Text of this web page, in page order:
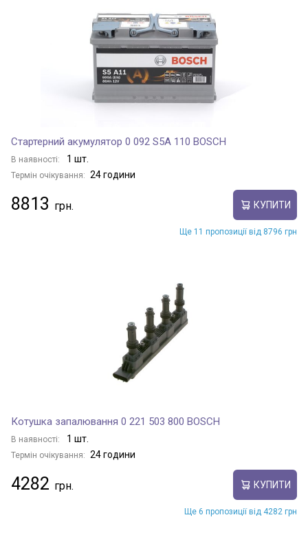
Стартерний акумулятор 0 092 S5A 110 BOSCH
В наявності: 1 шт.
Термін очікування: 24 години
8813 КУПИТИ
Ще 11 пропозиції від 8796 грн
Котушка запалювання 0 221 503 800 BOSCH
В наявності: 1 шт.
Термін очікування: 24 години
4282 КУПИТИ
Ще 6 пропозиції від 4282 грн